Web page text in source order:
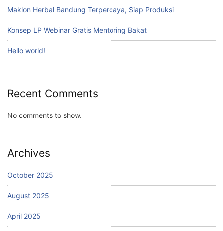
Maklon Herbal Bandung Terpercaya, Siap Produksi
Konsep LP Webinar Gratis Mentoring Bakat
Hello world!
Recent Comments
No comments to show.
Archives
October 2025
August 2025
April 2025